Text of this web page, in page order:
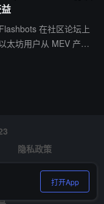
格获得“MEV 再分配
接）
在社区论坛上
太坊用户从 MEV 产生
段。
隐私政策
打开App